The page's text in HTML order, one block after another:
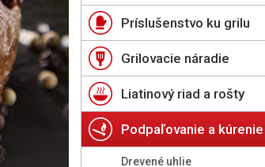
Príslušenstvo ku grilu
Grilovacie náradie
Liatinový riad a rošty
Podpaľovanie a kúrenie
Drevené uhlie